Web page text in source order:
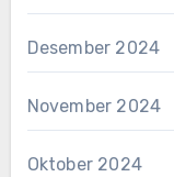
Desember 2024
November 2024
Oktober 2024